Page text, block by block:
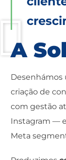
A
criação de
com gestão
Instagram —
Meta